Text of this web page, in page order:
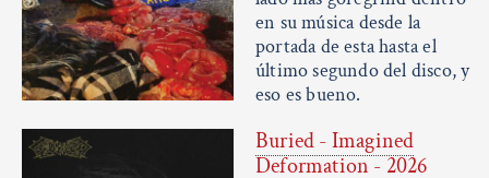
en su música desde la
portada de esta hasta el
último segundo del disco, y
eso es bueno.
Buried - Imagined
Deformation - 2026